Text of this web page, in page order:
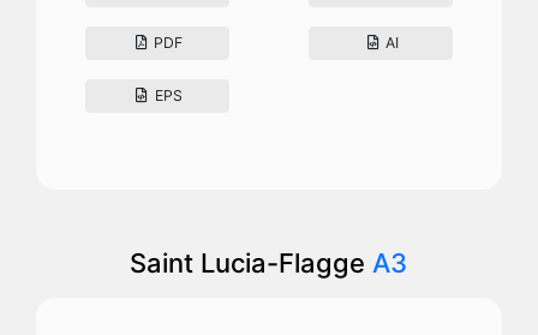
PDF AI
EPS
Saint Lucia-Flagge A3